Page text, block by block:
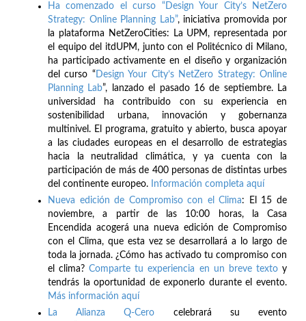
Ha comenzado el curso “Design Your City’s NetZero
Strategy: Online Planning Lab”, iniciativa promovida por
la plataforma NetZeroCities: La UPM, representada por
el equipo del itdUPM, junto con el Politécnico di Milano,
ha participado activamente en el diseño y organización
del curso “Design Your City’s NetZero Strategy: Online
Planning Lab”, lanzado el pasado 16 de septiembre. La
universidad ha contribuido con su experiencia en
sostenibilidad urbana, innovación y gobernanza
multinivel. El programa, gratuito y abierto, busca apoyar
a las ciudades europeas en el desarrollo de estrategias
hacia la neutralidad climática, y ya cuenta con la
participación de más de 400 personas de distintas urbes
del continente europeo.
Información completa aquí
Nueva edición de Compromiso con el Clima: El 15 de
noviembre, a partir de las 10:00 horas, la Casa
Encendida acogerá una nueva edición de Compromiso
con el Clima, que esta vez se desarrollará a lo largo de
toda la jornada. ¿Cómo has activado tu compromiso con
el clima?Comparte tu experiencia en un breve textoy
tendrás la oportunidad de exponerlo durante el evento.
Más información aquí
La Alianza Q-Cero celebrará su evento